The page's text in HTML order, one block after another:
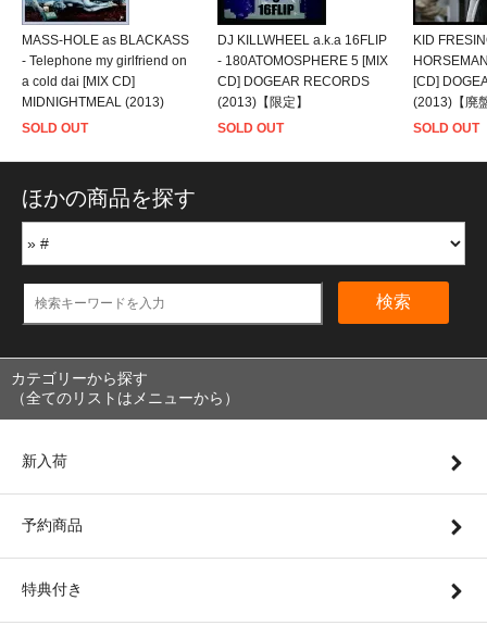
MASS-HOLE as BLACKASS
- Telephone my girlfriend on
a cold dai [MIX CD]
MIDNIGHTMEAL (2013)
SOLD OUT
DJ KILLWHEEL a.k.a 16FLIP
- 180ATOMOSPHERE 5 [MIX
CD] DOGEAR RECORDS
(2013)【限定】
SOLD OUT
KID
[CD]
(2013)【廃
SOLD OUT
ほかの商品を探す
検索
カテゴリーから探す
（全てのリストはメニューから）
新入荷
予約商品
特典付き